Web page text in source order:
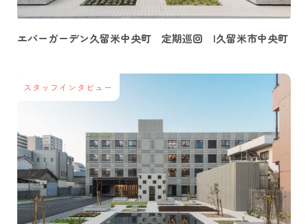
エバーガーデン久留米中央町 定期巡回 |久留米市中央町
スタッフインタビュー